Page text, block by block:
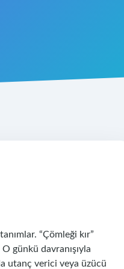
“Çömleği kır”
günkü davranışıyla
utanç verici veya üzücü